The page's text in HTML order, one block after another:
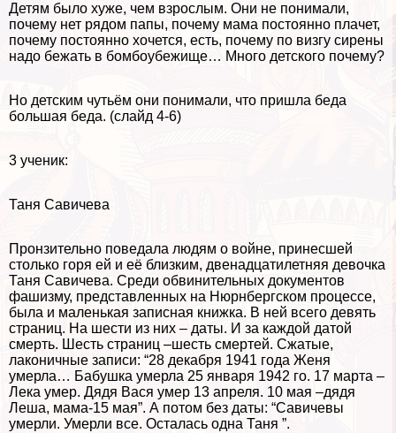
Детям было хуже, чем взрослым. Они не понимали,
почему нет рядом папы, почему мама постоянно плачет,
почему постоянно хочется, есть, почему по визгу сирены
надо бежать в бомбоубежище… Много детского почему?
Но детским чутьём они понимали, что пришла беда
большая беда. (слайд 4-6)
3 ученик:
Таня Савичева
Пронзительно поведала людям о войне, принесшей
столько горя ей и её близким, двенадцатилетняя дeвoчка
Таня Савичева. Среди обвинительных документов
фашизму, представленных на Нюрнбергском процессе,
была и маленькая записная книжка. В ней всего девять
страниц. На шести из них – даты. И за каждой датой
cмepть. Шесть страниц –шесть cмepтей. Сжатые,
лаконичные записи: “28 декабря 1941 года Женя
умерла… Бабушка умерла 25 января 1942 го. 17 марта –
Лека умер. Дядя Вася умер 13 апреля. 10 мая –дядя
Леша, мама-15 мая”. А потом без даты: “Савичевы
умерли. Умерли все. Осталась одна Таня ”.